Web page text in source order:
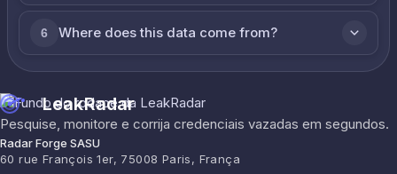
6 Where does this data come from?
LeakRadar
Pesquise, monitore e corrija credenciais vazadas em segundos.
Radar Forge SASU
60 rue François 1er, 75008 Paris, França